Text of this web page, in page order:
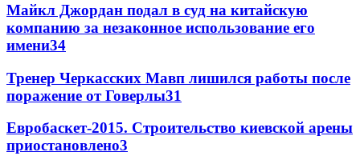
Майкл Джордан подал в суд на китайскую
компанию за незаконное использование его
имени34
Тренер Черкасских Мавп лишился работы после
поражение от Говерлы31
Евробаскет-2015. Строительство киевской арены
приостановлено3